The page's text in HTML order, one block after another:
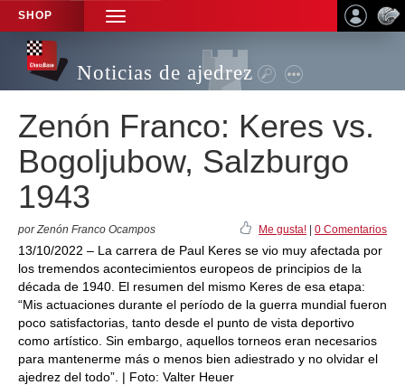
SHOP
TOGGLE
NAVIGATION
Noticias de ajedrez
Zenón Franco: Keres vs.
Bogoljubow, Salzburgo
1943
por Zenón Franco Ocampos Me gusta! 0 Comentarios
13/10/2022 – La carrera de Paul Keres se vio muy afectada por
los tremendos acontecimientos europeos de principios de la
década de 1940. El resumen del mismo Keres de esa etapa:
“Mis actuaciones durante el período de la guerra mundial fueron
poco satisfactorias, tanto desde el punto de vista deportivo
como artístico. Sin embargo, aquellos torneos eran necesarios
para mantenerme más o menos bien adiestrado y no olvidar el
ajedrez del todo”. | Foto: Valter Heuer